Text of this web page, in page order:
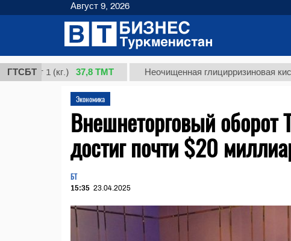
ГТСБТ
1 (кг.) 37,8 ТМТ Неочищенная глицирризиновая кислота
Экономика
Внешнеторговый оборот
достиг почти $20
БТ
15:35 23.04.2025
Август 9, 2026